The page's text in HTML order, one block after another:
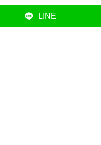
LINE